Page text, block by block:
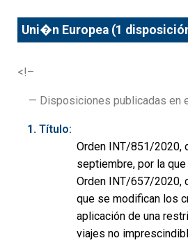
Uni�n Europea (1
<!–
— Disposiciones publicadas en
Título:
Orden INT/851/2020,
septiembre, por la
Orden INT/657/2020,
que se modifican los
aplicación de una
viajes no